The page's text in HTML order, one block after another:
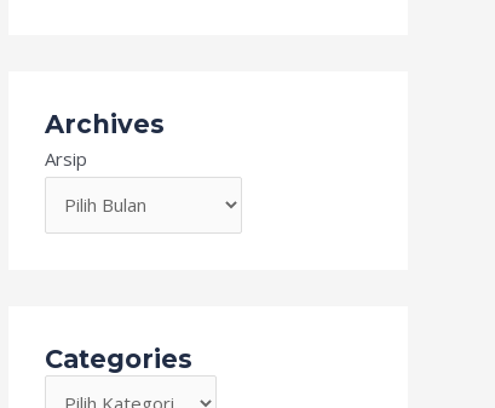
Archives
Arsip
Categories